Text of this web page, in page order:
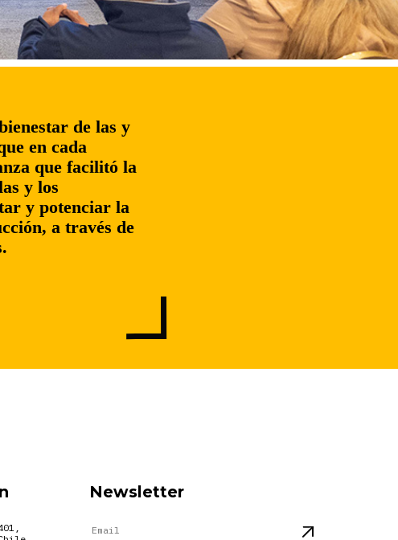
de las y
en cada
que facilitó la
y los
y potenciar la
a través de
Newsletter